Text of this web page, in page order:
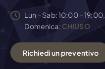
Lun – Sab: 10:00 – 19:00,
Domenica: CHIUSO
Richiediun preventivo